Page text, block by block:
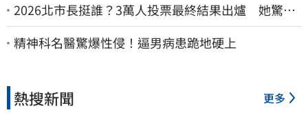
2026北市長挺誰？3萬人投票最終結果出爐 她驚
喊：蔣萬安真該緊張了
精神科名醫驚爆性侵！逼男病患跪地硬上
熱搜新聞 更多